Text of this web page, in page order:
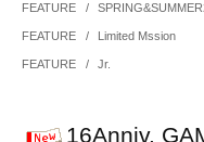
FEATURE /
FEATURE / Limited Mssion
FEATURE / Jr.
16Anniv.